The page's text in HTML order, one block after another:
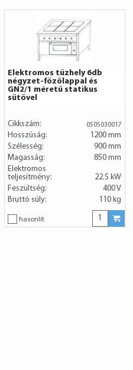
Elektromos tűzhely 6db
négyzet-főzőlappal és
GN2/1 méretű statikus
sütővel
Cikkszám: 0505030017
Hosszúság:
1200 mm
Szélesség:
900 mm
Magasság:
850 mm
Elektromos
teljesítmény:
22.5 kW
Feszültség:
400 V
Bruttó súly:
110 kg
hasonlít